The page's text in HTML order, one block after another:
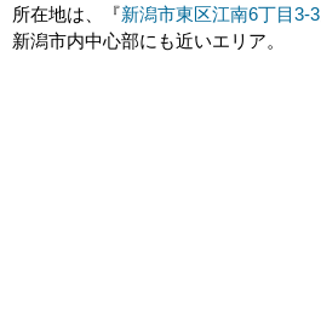
所在地は、『新潟市東区江南6丁目3-3
新潟市内中心部にも近いエリア。